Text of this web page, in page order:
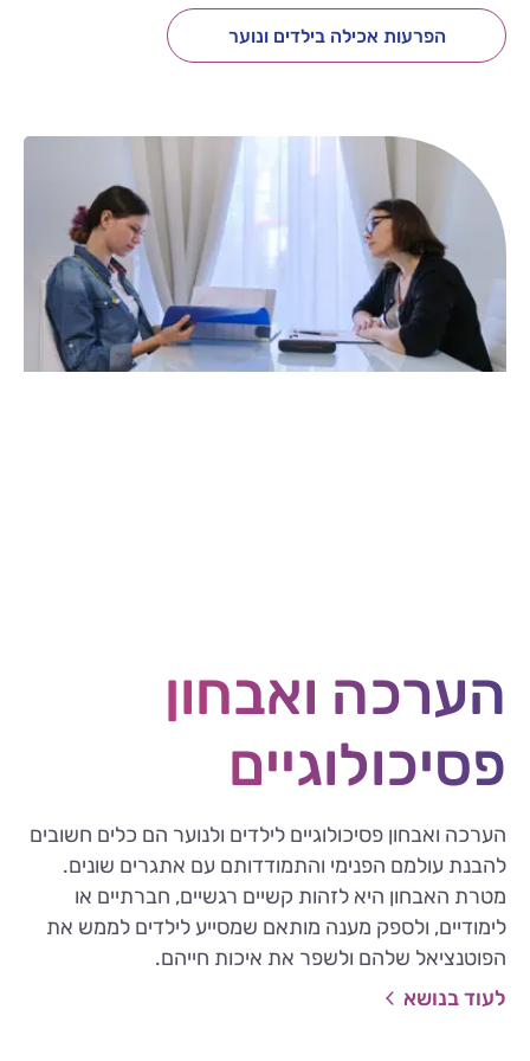
הפרעות אכילה בילדים ונוער
הערכה ואבחון
פסיכולוגיים
הערכה ואבחון פסיכולוגיים לילדים ולנוער הם כלים חשובים
להבנת עולמם הפנימי והתמודדותם עם אתגרים שונים.
מטרת האבחון היא לזהות קשיים רגשיים, חברתיים או
לימודיים, ולספק מענה מותאם שמסייע לילדים לממש את
הפוטנציאל שלהם ולשפר את איכות חייהם.
לעוד בנושא